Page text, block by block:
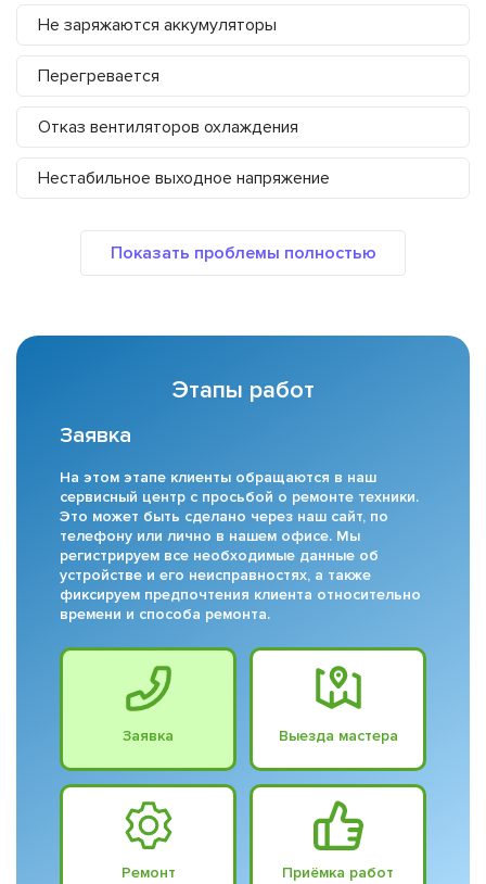
Не заряжаются аккумуляторы
Перегревается
Отказ вентиляторов охлаждения
Нестабильное выходное напряжение
Этапы работ
Заявка
На этом этапе клиенты обращаются в наш
сервисный центр с просьбой о ремонте техники.
Это может быть сделано через наш сайт, по
телефону или лично в нашем офисе. Мы
регистрируем все необходимые данные об
устройстве и его неисправностях, а также
фиксируем предпочтения клиента относительно
времени и способа ремонта.
Заявка Выезда мастера
Ремонт Приёмка работ